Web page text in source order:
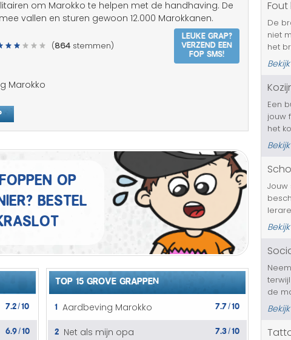
Droge grappen
Flauwe grappen
Jantje grappen
Slechte grappen
Turken grappen
Vrouwen grappen
om Marokko te helpen met de handhaving. De
vallen en sturen gewoon 12.000 Marokkanen.
(864 stemmen)
Leuke grap?
Verzend een
fop SMS!
Marokko
op
Bestel
7.2/10
6.9/10
TOP 15 GROVE GRAPPEN
1 Aardbeving Marokko 7.7/10
2 Net als mijn opa 7.3/10
De
niet
het
dan
3
Een
jouw
het
Jouw
over
de